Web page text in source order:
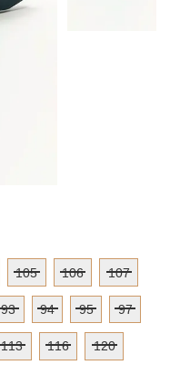
105 106 107
93 94 95 97
113 116 120